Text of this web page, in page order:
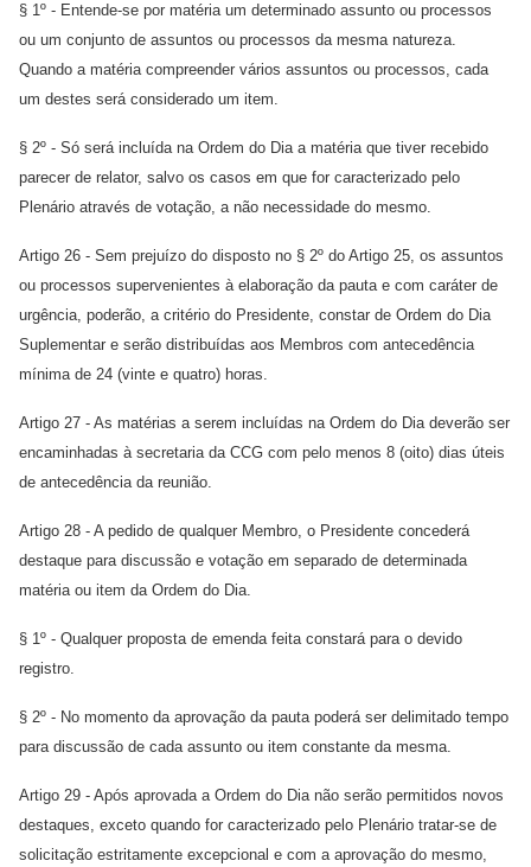
§ 1º - Entende-se por matéria um determinado assunto ou processos
ou um conjunto de assuntos ou processos da mesma natureza.
Quando a matéria compreender vários assuntos ou processos, cada
um destes será considerado um item.
§ 2º - Só será incluída na Ordem do Dia a matéria que tiver recebido
parecer de relator, salvo os casos em que for caracterizado pelo
Plenário através de votação, a não necessidade do mesmo.
Artigo 26 - Sem prejuízo do disposto no § 2º do Artigo 25, os assuntos
ou processos supervenientes à elaboração da pauta e com caráter de
urgência, poderão, a critério do Presidente, constar de Ordem do Dia
Suplementar e serão distribuídas aos Membros com antecedência
mínima de 24 (vinte e quatro) horas.
Artigo 27 - As matérias a serem incluídas na Ordem do Dia deverão ser
encaminhadas à secretaria da CCG com pelo menos 8 (oito) dias úteis
de antecedência da reunião.
Artigo 28 - A pedido de qualquer Membro, o Presidente concederá
destaque para discussão e votação em separado de determinada
matéria ou item da Ordem do Dia.
§ 1º - Qualquer proposta de emenda feita constará para o devido
registro.
§ 2º - No momento da aprovação da pauta poderá ser delimitado tempo
para discussão de cada assunto ou item constante da mesma.
Artigo 29 - Após aprovada a Ordem do Dia não serão permitidos novos
destaques, exceto quando for caracterizado pelo Plenário tratar-se de
solicitação estritamente excepcional e com a aprovação do mesmo,